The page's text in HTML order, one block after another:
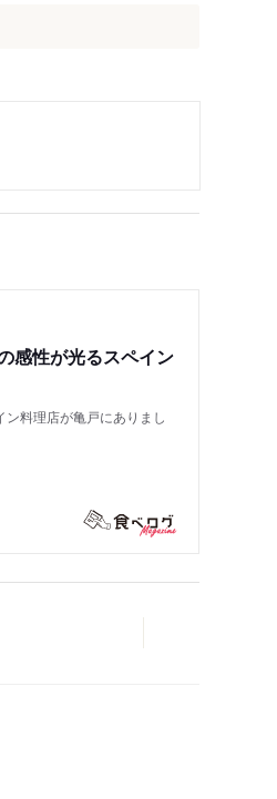
感性が光るスペイン
料理店が亀戸にありまし